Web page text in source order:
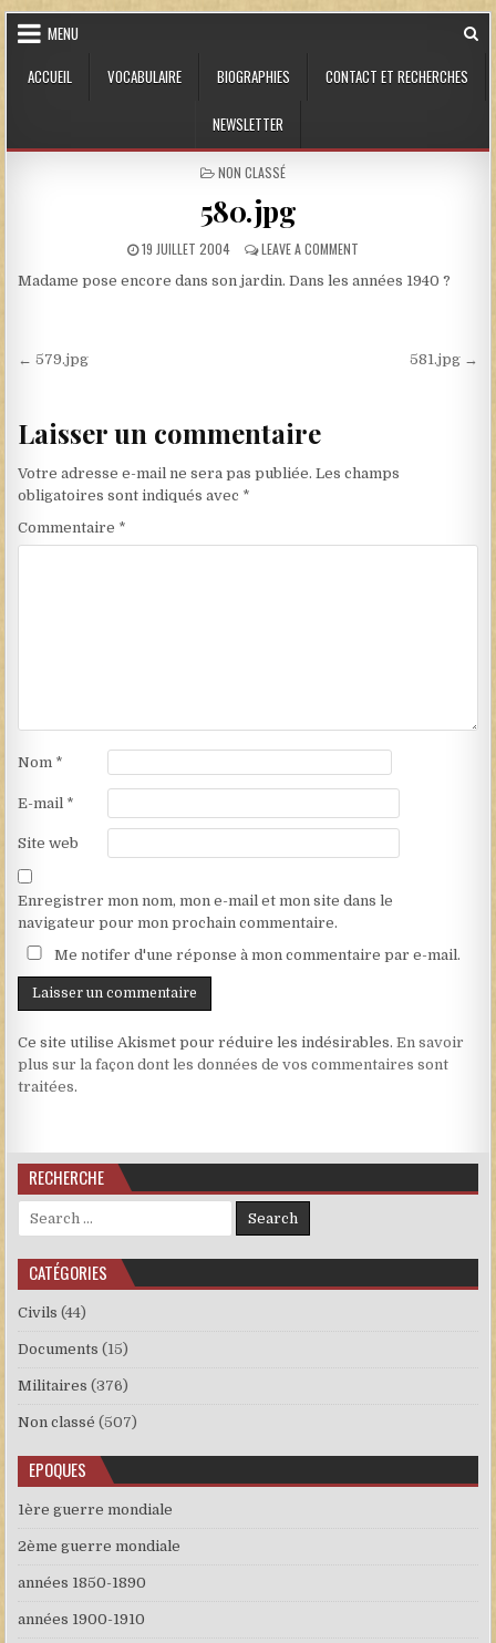
Skip to content
MENU
ACCUEIL
VOCABULAIRE BIOGRAPHIES CONTACT ET RECHERCHES
NEWSLETTER
POSTED IN
NON CLASSÉ
580.jpg
PUBLISHED DATE:
19 JUILLET 2004 LEAVE A COMMENTON 580.JPG
Madame pose encore dans son jardin. Dans les années 1940 ?
Navigation de l’article
← 579.jpg 581.jpg →
Laisser un commentaire
Votre adresse e-mail ne sera pas publiée. Les champs
obligatoires sont indiqués avec *
Commentaire *
Nom *
E-mail *
Site web
Enregistrer mon nom, mon e-mail et mon site dans le
navigateur pour mon prochain commentaire.
Me notifer d'une réponse à mon commentaire par e-mail.
Ce site utilise Akismet pour réduire les indésirables.En savoir
plus sur la façon dont les données de vos commentaires sont
traitées.
RECHERCHE
Search for:
CATÉGORIES
Civils (44)
Documents (15)
Militaires (376)
Non classé (507)
EPOQUES
1ère guerre mondiale
2ème guerre mondiale
années 1850-1890
années 1900-1910